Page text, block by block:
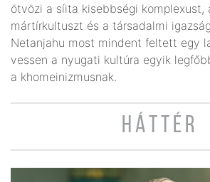
ötvözi a síita kisebbségi komplexust,
mártírkultuszt és a társadalmi
Netanjahu most mindent feltett egy
vessen a nyugati kultúra egyik
a khomeinizmusnak.
HÁTTÉR